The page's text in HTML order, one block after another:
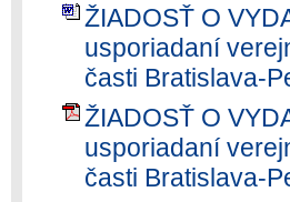
ŽIADOSŤ O
usporiadaní
časti Bratislava-
ŽIADOSŤ O
usporiadaní
časti Bratislava-